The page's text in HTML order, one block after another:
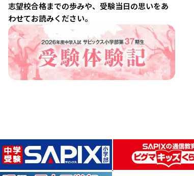
志望校合格までの歩みや、受験当日の思いをあ
わせてお読みください。